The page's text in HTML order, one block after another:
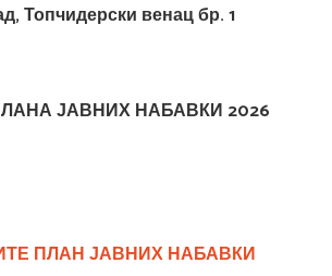
Топчидерски венац бр. 1
ЈАВНИХ НАБАВКИ 2026
ПЛАН ЈАВНИХ НАБАВКИ